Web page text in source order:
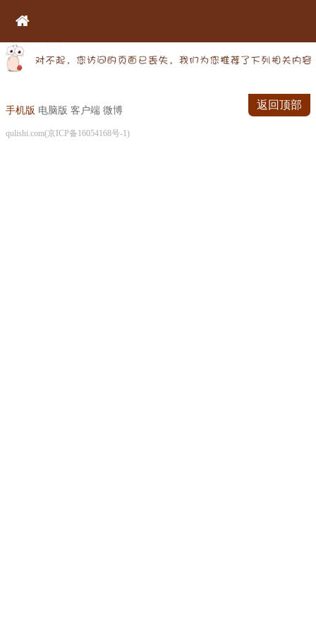
手机版 电脑版 客户端 微博
qulishi.com(京ICP备16054168号-1)
返回顶部